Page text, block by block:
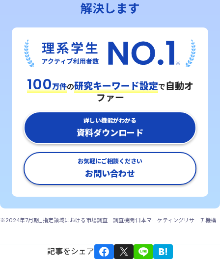
解決します
100万件の研究キーワード設定で自動オ
ファー
詳しい機能がわかる
資料ダウンロード
お気軽にご相談ください
お問い合わせ
※2024年7月期_指定領域における市場調査 調査機関:日本マーケティングリサーチ機構
記事をシェア